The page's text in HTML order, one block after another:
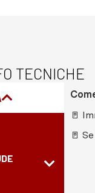
TECNICHE
🚪
🚪